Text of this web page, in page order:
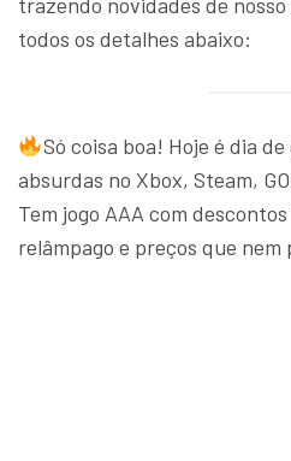
todos os detalhes abaixo:
Só coisa boa! Hoje é dia
absurdas no Xbox, Steam,
Tem jogo AAA com
relâmpago e preços que nem